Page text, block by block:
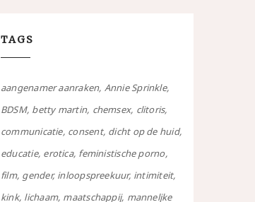
TAGS
aangenamer aanraken Annie Sprinkle
BDSM betty martin chemsex clitoris
communicatie consent dicht op de huid
educatie erotica feministische porno
film gender inloopspreekuur intimiteit
kink lichaam maatschappij manneljke